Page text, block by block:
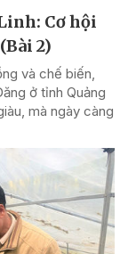
Cơ hội
2)
và chế biến,
ở tỉnh Quảng
mà ngày càng